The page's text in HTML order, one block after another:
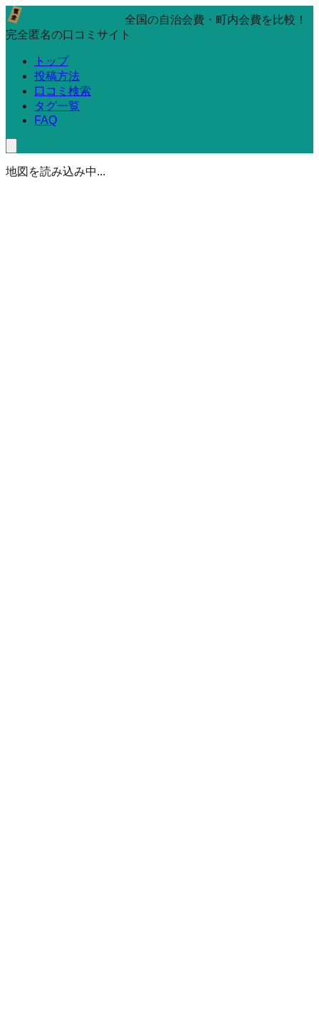
全国の自治会費・町内会費を比較！
完全匿名の口コミサイト
トップ
投稿方法
口コミ検索
タグ一覧
FAQ
地図を読み込み中...